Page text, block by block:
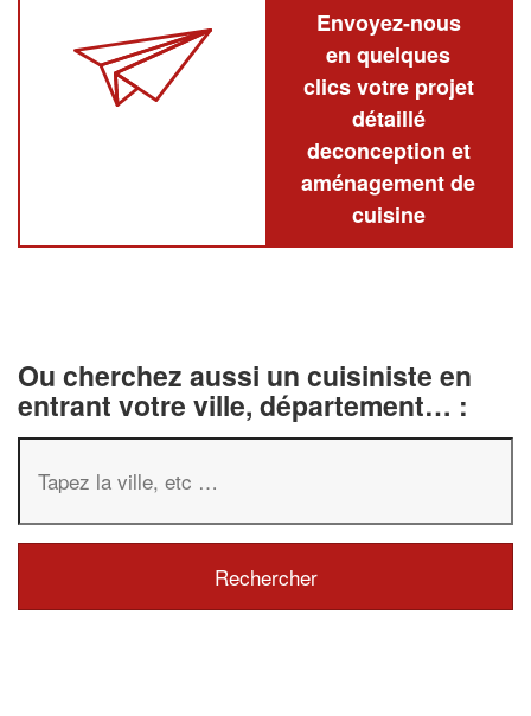
Envoyez-nous
en quelques
clics votre projet
détaillé
deconception et
aménagement de
cuisine
Ou cherchez aussi un cuisiniste en
entrant votre ville, département… :